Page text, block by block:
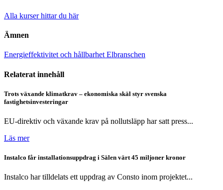
Alla kurser hittar du här
Ämnen
Energieffektivitet och hållbarhet Elbranschen
Relaterat innehåll
Trots växande klimatkrav – ekonomiska skäl styr svenska
fastighetsinvesteringar
EU-direktiv och växande krav på nollutsläpp har satt press...
Läs mer
Instalco får installationsuppdrag i Sälen värt 45 miljoner kronor
Instalco har tilldelats ett uppdrag av Consto inom projektet...